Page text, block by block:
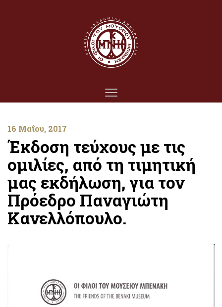
16 Μαΐου, 2017
Έκδοση τεύχους με τις
ομιλίες, από τη τιμητική
μας εκδήλωση, για τον
Πρόεδρο Παναγιώτη
Κανελλόπουλο.